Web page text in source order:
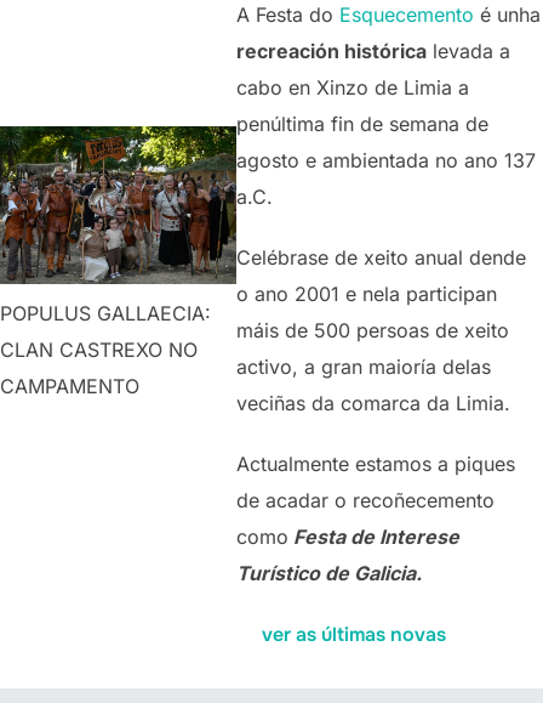
POPULUS GALLAECIA:
CLAN CASTREXO NO
CAMPAMENTO
A Festa do Esquecemento é unha
recreación histórica levada a
cabo en Xinzo de Limia a
penúltima fin de semana de
agosto e ambientada no ano 137
a.C.
Celébrase de xeito anual dende
o ano 2001 e nela participan
máis de 500 persoas de xeito
activo, a gran maioría delas
veciñas da comarca da Limia.
Actualmente estamos a piques
de acadar o recoñecemento
como Festa de Interese
Turístico de Galicia.
ver as últimas novas